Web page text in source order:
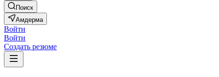
Поиск
Амдерма
Войти
Войти
Создать резюме